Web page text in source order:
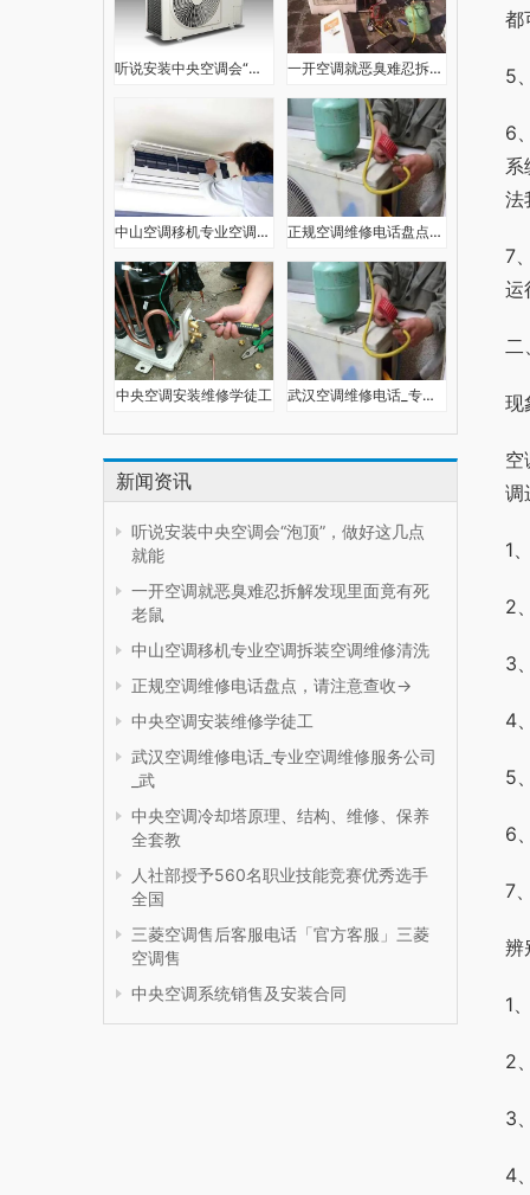
听说安装中央空调会“泡顶”，做好这几点就能踏实用 一开空调就恶臭难忍拆解发现里面竟有死老鼠
中山空调移机专业空调拆装空调维修清洗 正规空调维修电话盘点，请注意查收→
中央空调安装维修学徒工 武汉空调维修电话_专业空调维修服务公司_武汉空调维修
新闻资讯
听说安装中央空调会“泡顶”，做好这几点
就能
一开空调就恶臭难忍拆解发现里面竟有死
老鼠
中山空调移机专业空调拆装空调维修清洗
正规空调维修电话盘点，请注意查收→
中央空调安装维修学徒工
武汉空调维修电话_专业空调维修服务公司
_武
中央空调冷却塔原理、结构、维修、保养
全套教
人社部授予560名职业技能竞赛优秀选手
全国
三菱空调售后客服电话「官方客服」三菱
空调售
中央空调系统销售及安装合同
都
5
6
系
法
7
运
二
现
空
调
1
2
3
4
5
6
7
辨
1
2
3
4